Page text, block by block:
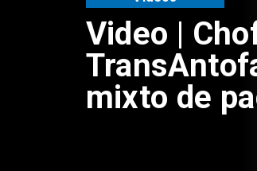
Video |
mixto de